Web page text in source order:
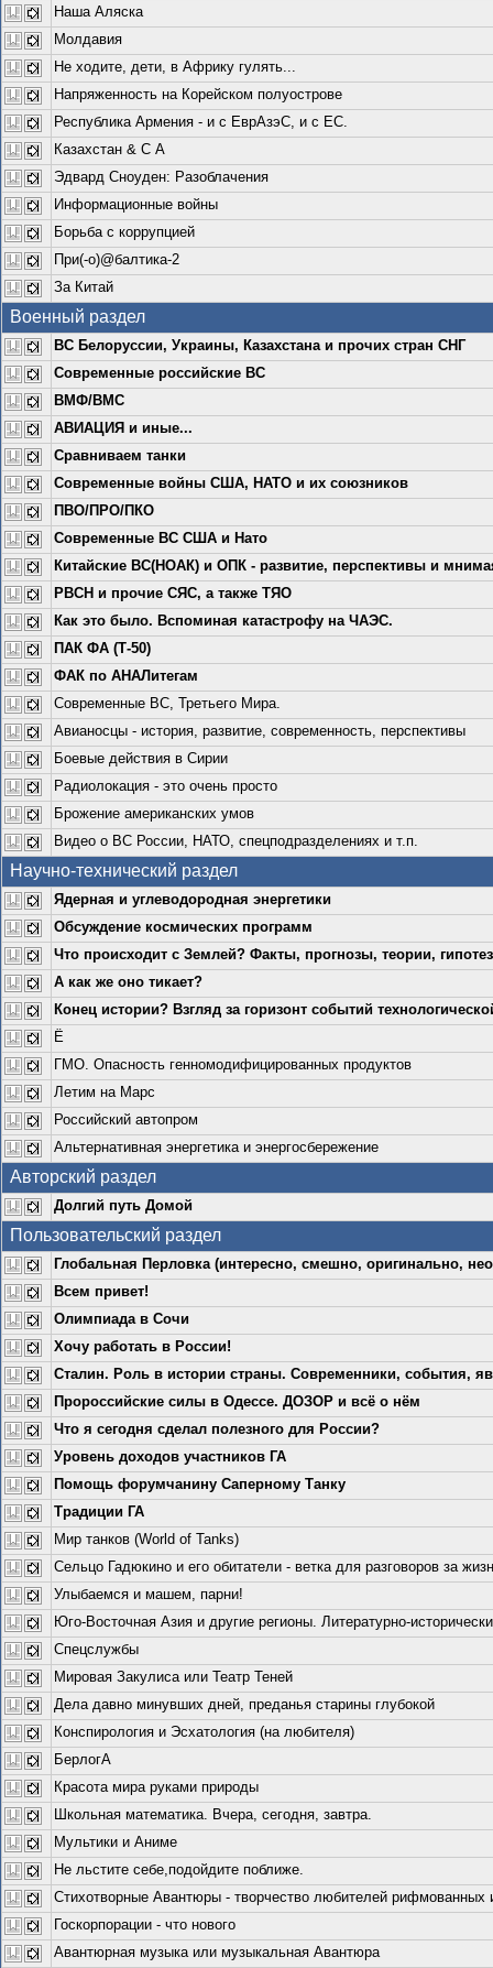
Наша Аляска
Молдавия
Не ходите, дети, в Африку гулять...
Напряженность на Корейском полуострове
Республика Армения - и с ЕврАзэС, и с ЕС.
Казахстан & С А
Эдвард Сноуден: Разоблачения
Информационные войны
Борьба с коррупцией
При(-о)@балтика-2
За Китай
Военный раздел
ВС Белоруссии, Украины, Казахстана и прочих стран СНГ
Современные российские ВС
ВМФ/ВМС
АВИАЦИЯ и иные...
Сравниваем танки
Современные войны США, НАТО и их союзников
ПВО/ПРО/ПКО
Современные ВС США и Нато
Китайские ВС(НОАК) и ОПК - развитие, перспективы и
РВСН и прочие СЯС, а также ТЯО
Как это было. Вспоминая катастрофу на ЧАЭС.
ПАК ФА (Т-50)
ФАК по АНАЛитегам
Современные ВС, Третьего Мира.
Авианосцы - история, развитие, современность, перспективы
Боевые действия в Сирии
Радиолокация - это очень просто
Брожение американских умов
Видео о ВС России, НАТО, спецподразделениях и т.п.
Научно-технический раздел
Ядерная и углеводородная энергетики
Обсуждение космических программ
Что происходит с Землей? Факты, прогнозы, теории,
А как же оно тикает?
Конец истории? Взгляд за горизонт событий
Ё
ГМО. Опасность генномодифицированных продуктов
Летим на Марс
Российский автопром
Альтернативная энергетика и энергосбережение
Авторский раздел
Долгий путь Домой
Пользовательский раздел
Глобальная Перловка (интересно, смешно, оригинально,
Всем привет!
Олимпиада в Сочи
Хочу работать в России!
Сталин. Роль в истории страны. Современники, события,
Пророссийские силы в Одессе. ДОЗОР и всё о нём
Что я сегодня сделал полезного для России?
Уровень доходов участников ГА
Помощь форумчанину Саперному Танку
Традиции ГА
Мир танков (World of Tanks)
Сельцо Гадюкино и его обитатели - ветка для разговоров за
Улыбаемся и машем, парни!
Юго-Восточная Азия и другие регионы. Литературно-
Спецслужбы
Мировая Закулиса или Театр Теней
Дела давно минувших дней, преданья старины глубокой
Конспирология и Эсхатология (на любителя)
БерлогА
Красота мира руками природы
Школьная математика. Вчера, сегодня, завтра.
Мультики и Аниме
Не льстите себе,подойдите поближе.
Стихотворные Авантюры - творчество любителей рифмованных
Госкорпорации - что нового
Авантюрная музыка или музыкальная Авантюра